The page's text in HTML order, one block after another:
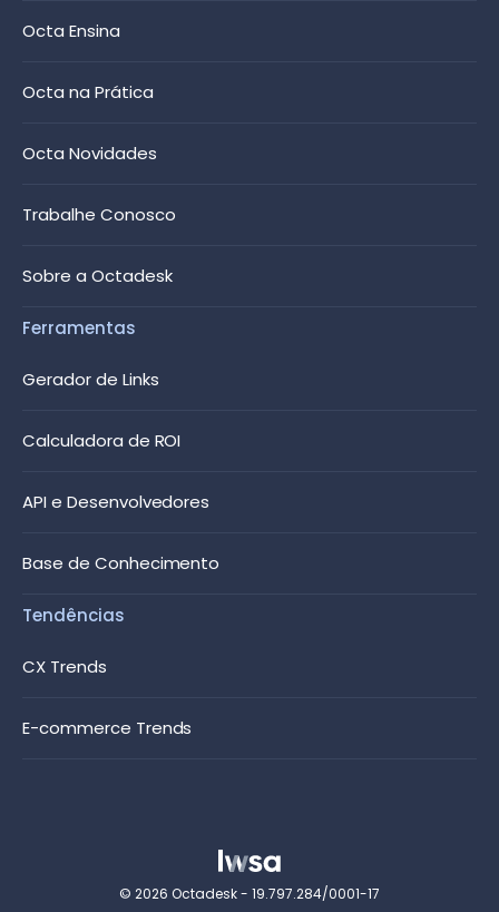
Octa Ensina
Octa na Prática
Octa Novidades
Trabalhe Conosco
Sobre a Octadesk
Ferramentas
Gerador de Links
Calculadora de ROI
API e Desenvolvedores
Base de Conhecimento
Tendências
CX Trends
E-commerce Trends
© 2026 Octadesk - 19.797.284/0001-17